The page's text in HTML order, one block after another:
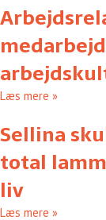
Læs mere »
Sellina
total
liv
Læs mere »